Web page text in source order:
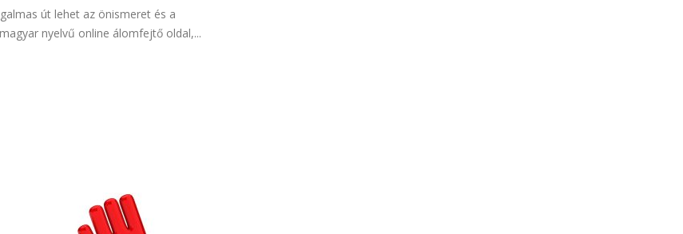
út lehet az önismeret és a
nyelvű online álomfejtő oldal,...